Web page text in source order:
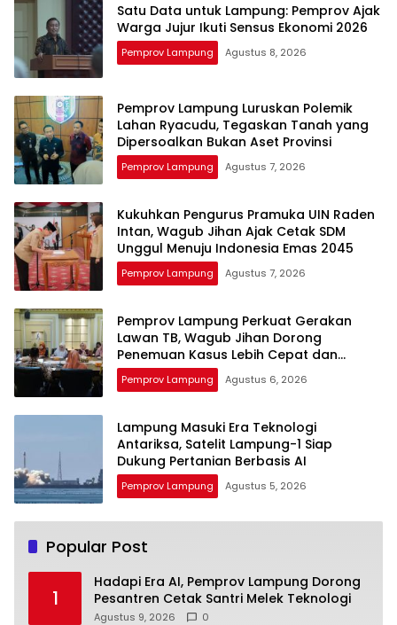
Satu Data untuk Lampung: Pemprov Ajak
Warga Jujur Ikuti Sensus Ekonomi 2026
Pemprov Lampung Agustus 8, 2026
Pemprov Lampung Luruskan Polemik
Lahan Ryacudu, Tegaskan Tanah yang
Dipersoalkan Bukan Aset Provinsi
Pemprov Lampung Agustus 7, 2026
Kukuhkan Pengurus Pramuka UIN Raden
Intan, Wagub Jihan Ajak Cetak SDM
Unggul Menuju Indonesia Emas 2045
Pemprov Lampung Agustus 7, 2026
Pemprov Lampung Perkuat Gerakan
Lawan TB, Wagub Jihan Dorong
Penemuan Kasus Lebih Cepat dan
Tuntas
Pemprov Lampung Agustus 6, 2026
Lampung Masuki Era Teknologi
Antariksa, Satelit Lampung-1 Siap
Dukung Pertanian Berbasis AI
Pemprov Lampung Agustus 5, 2026
Popular Post
1
Hadapi Era AI, Pemprov Lampung Dorong
Pesantren Cetak Santri Melek Teknologi
Agustus 9, 2026 0